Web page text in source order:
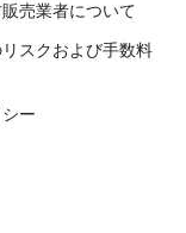
売業者について
スクおよび手数料
ー